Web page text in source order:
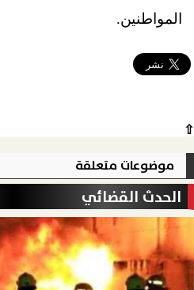
المواطنين.
⇧
موضوعات متعلقة
الحدث القضائي